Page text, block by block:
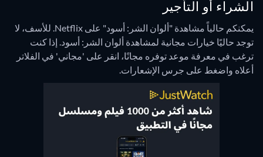
الشراء أو التأجير
يمكنكم حالياً مشاهدة "ألوان الشر: أسود" على Netflix.
للأسف، لا
توجد حاليًا خيارات مجانية لمشاهدة ألوان الشر: أسود. إذا كنت
ترغب في معرفة موعد توفره مجانًا، انقر على 'مجاني' في الفلاتر
أعلاه واضغط على جرس الإشعارات.